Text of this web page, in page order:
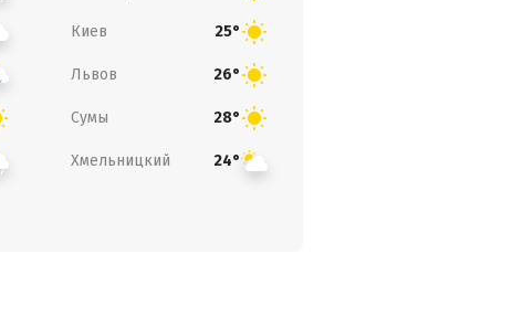
Киев 25°
Львов 26°
Сумы 28°
Хмельницкий 24°